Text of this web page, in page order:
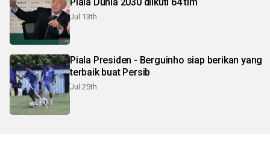
Jul 13th
Piala Presiden - Berguinho siap berikan yang
terbaik buat Persib
Jul 25th